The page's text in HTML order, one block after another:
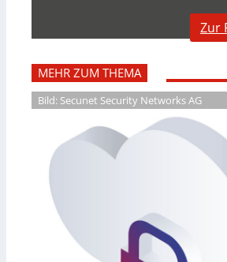
Zur
MEHR ZUM THEMA
Bild: Secunet Security Networks AG